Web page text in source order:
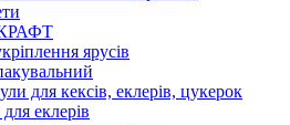
ярусів
для кексів, еклерів, цукерок
еклерів